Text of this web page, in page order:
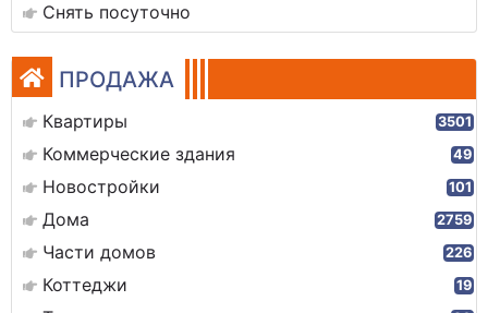
Снять посуточно
ПРОДАЖА
Квартиры 3501
Коммерческие здания 49
Новостройки 101
Дома 2759
Части домов 226
Коттеджи 19